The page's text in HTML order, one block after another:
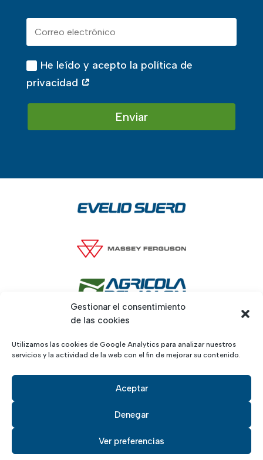
Gestionar el consentimiento
de las cookies
Utilizamos las cookies de Google Analytics para analizar nuestros
servicios y la actividad de la web con el fin de mejorar su contenido.
Aceptar
Denegar
Ver preferencias
He leído y acepto la política de
privacidad
Enviar
, políticas de